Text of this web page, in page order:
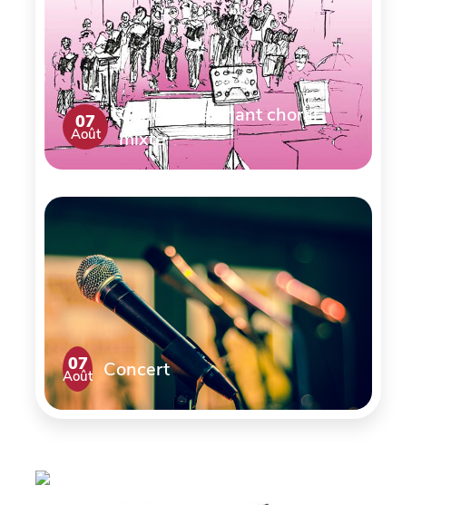
07
Août
Concert de chant choral
mixte
07
Août Concert